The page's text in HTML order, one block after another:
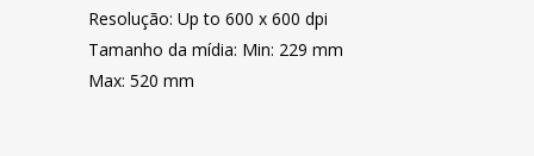
Resolução: Up to 600 x 600 dpi
Tamanho da mídia: Min: 229 mm
Max: 520 mm